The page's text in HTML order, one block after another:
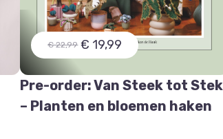
€ 22,99 € 19,99
Pre-order: Van Steek tot Stek
– Planten en bloemen haken